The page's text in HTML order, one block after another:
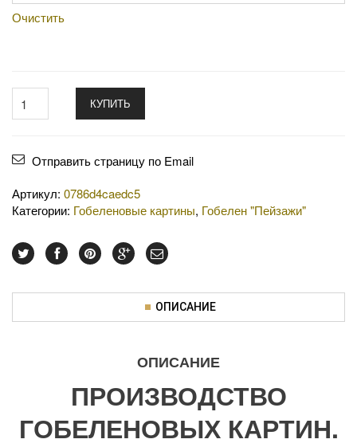
Очистить
КУПИТЬ
Отправить страницу по Email
Артикул: 0786d4caedc5
Категории: Гобеленовые картины, Гобелен "Пейзажи"
ОПИСАНИЕ
ОПИСАНИЕ
ПРОИЗВОДСТВО
ГОБЕЛЕНОВЫХ КАРТИН.